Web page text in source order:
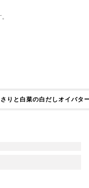
りと白菜の白だしオイバタ